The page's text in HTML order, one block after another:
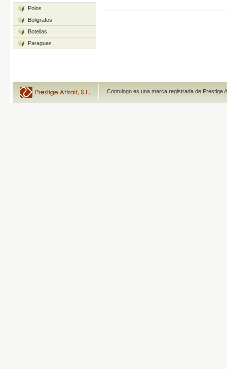
Polos
Boligrafos
Botellas
Paraguas
Contulogo es una marca registrada de